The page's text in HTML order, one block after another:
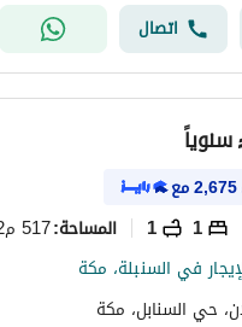
اتصال
سنوياً
2,675مع
1
1 المساحة:517 م2
في السنبلة، مكة
حي السنابل، مكة